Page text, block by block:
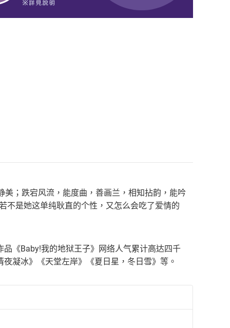
美；跌宕风流，能度曲，善画兰，相知拈韵，能吟
不是她这单纯耿直的个性，又怎么会吃了爱情的
《Baby!我的地狱王子》网络人气累计高达四千
凝冰》《天堂左岸》《夏日星，冬日雪》等。